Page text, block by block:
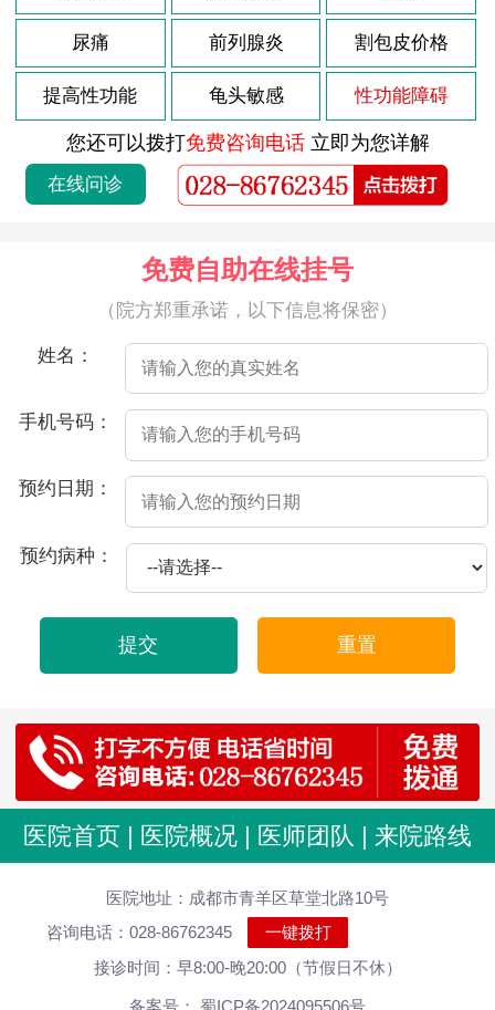
射精疼痛是指男性在射精的过程中感到疼痛或不适。这种疼痛可能会出现在射精前、射精后或持续一段时间。射精疼痛可能由多种原因引起，以下是一些常见的原因。 2026-07-21
医院介绍射精时会痛，可能是由于以下原因： 2026-07-21
射精时带血，是许多男性都会遇到的问题，通常情况下，这种现象并不会引起严重的危害，但也不容忽视，尤其是当出现频率增多时，需要及时就医。 2026-07-21
射精疼痛是指在射精过程中或射精后出现疼痛的情况。这种疼痛的原因非常多，可能与生理因素、心理因素、感染、损伤等因素相关。 2026-07-21
射精疼痛是男性朋友常见的问题之一，可能是由于前列腺炎、尿道炎、以及其他非感染性因素等原因引起的。如果您遇到了这种情况，不要慌张，接下来介绍一些处理办法，希望对您有所帮助。 2026-07-21
射精疼痛是指在射精时出现阴茎、睾丸或会阴部位的疼痛。在一些情况下，这种疼痛可以持续数小时或数天，甚至可以干扰正常房事。这种疼痛可能由多种原因引起，包括生殖部位感染、前列腺炎、尿道炎、包皮过长以及生殖部位伤害等。
射精时出现疼痛和血液是一种不正常的情况，通常可能是由以下多种因素导致的。
射精疼痛是指在性行为或撸管等活动中，当男性达到性奋并射精时出现的疼痛感。这种疼痛可能会在射精后立即或一段时间后出现，疼痛程度因个体差异而有所不同，有时可能会持续数秒或数分钟，甚至可能会持续数小时。射精疼痛可能是由多种不同因素引起的，以下是一些常见的原因： 2026-07-21
导致龟头炎的三大原因
包皮龟头炎爱你的因素 2025-10-21
必知为怎么会患上前列腺炎的病 2025-09-11
必知龟头炎征兆是什么,怎样医治效果好 2025-09-06
必知附睾炎造成如何危害
出现早泄的病因是怎样吗 2025-08-17
尿道炎伴随哪些心理障碍 2025-08-14
包茎的治疗方法 2025-08-08
包皮过长该做什么手术 2025-07-30
包皮过长还是别自慰好
包皮过长对肾脏危害大 男性千万莫忽视 医院科普
尿痛 前列腺炎 割包皮价格
提高性功能 龟头敏感 性功能障碍
您还可以拨打免费咨询电话立即为您详解
在线问诊
免费自助在线挂号
（院方郑重承诺，以下信息将保密）
姓名：
手机号码：
预约日期：
预约病种：
提交 重置
医院首页 | 医院概况 | 医师团队 | 来院路线
医院地址：成都市青羊区草堂北路10号
咨询电话：028-86762345
一键拨打
接诊时间：早8:00-晚20:00（节假日不休）